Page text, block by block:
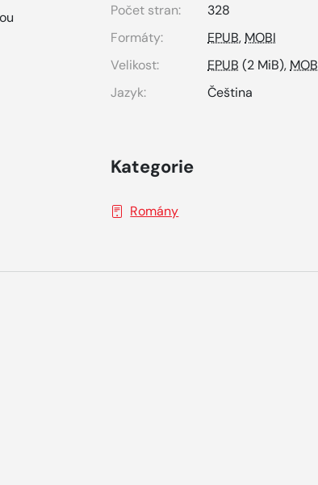
Počet stran:
328
Formáty:
EPUB, MOBI
Velikost:
EPUB (2 MiB),
Jazyk:
Čeština
Kategorie
Romány